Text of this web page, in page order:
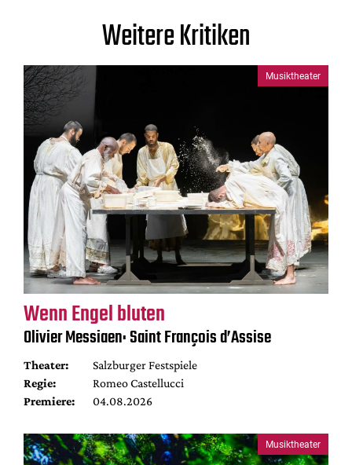
Weitere Kritiken
Musiktheater
Wenn Engel bluten
Olivier Messiaen: Saint François d’Assise
Theater:
Salzburger Festspiele
Regie:
Romeo Castellucci
Premiere:
04.08.2026
Musiktheater